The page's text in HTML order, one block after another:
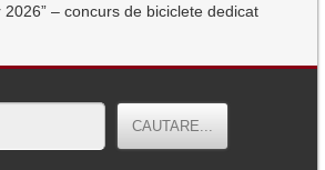
2026” – concurs de biciclete dedicat